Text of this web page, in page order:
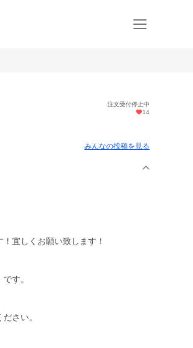
注文受付停止中
14
みんなの投稿を見る
宜しくお願い致します！
す。
さい。